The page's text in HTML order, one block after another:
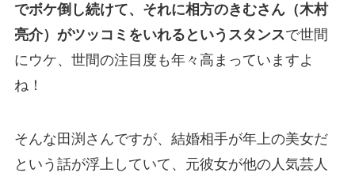
でボケ倒し続けて、それに相方のきむさん（木村
亮介）がツッコミをいれるというスタンスで世間
にウケ、世間の注目度も年々高まっていますよ
ね！
そんな田渕さんですが、結婚相手が年上の美女だ
という話が浮上していて、元彼女が他の人気芸人